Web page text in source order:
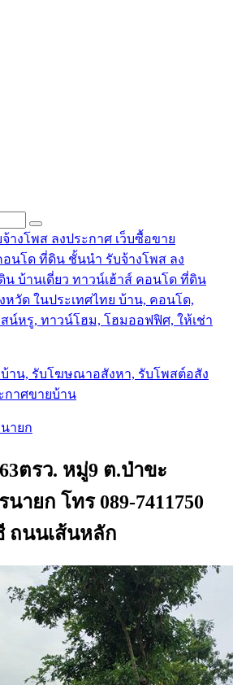
างโพส ลงประกาศ เว็บซื้อขาย
อนโด ที่ดิน ชั้นนำ รับจ้างโพส ลง
น บ้านเดี่ยว ทาวน์เฮ้าส์ คอนโด ที่ดิน
วัด ในประเทศไทย บ้าน, คอนโด,
น์หรู, ทาวน์โฮม, โฮมออฟฟิศ, ให้เช่า
าน, รับโฆษณาอสังหา, รับโพสต์อสัง
กาศขายบ้าน
ายก
ตรว. หมู่9 ต.ป่าขะ
ายก โทร 089-7411750
ถนนเส้นหลัก